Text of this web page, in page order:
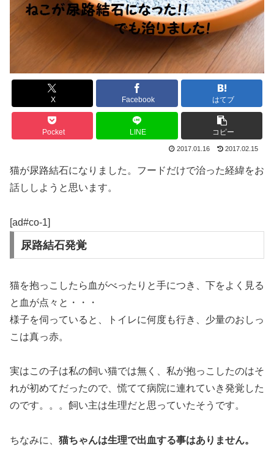
X Facebook はてブ
Pocket LINE コピー
2017.01.16 2017.02.15
猫が尿路結石になりました。フードだけで治った経緯をお
話ししようと思います。
[ad#co-1]
尿路結石発覚
猫を抱っこしたら血がべったりと手につき、下をよく見る
と血が点々と・・・
様子を伺っていると、トイレに何度も行き、少量のおしっ
こは真っ赤。
実はこの子は私の飼い猫では無く、私が抱っこしたのはそ
れが初めてだったので、慌てて病院に連れていき発覚した
のです。。。飼い主は生理だと思っていたそうです。
ちなみに、 猫ちゃんは生理で出血する事はありません。